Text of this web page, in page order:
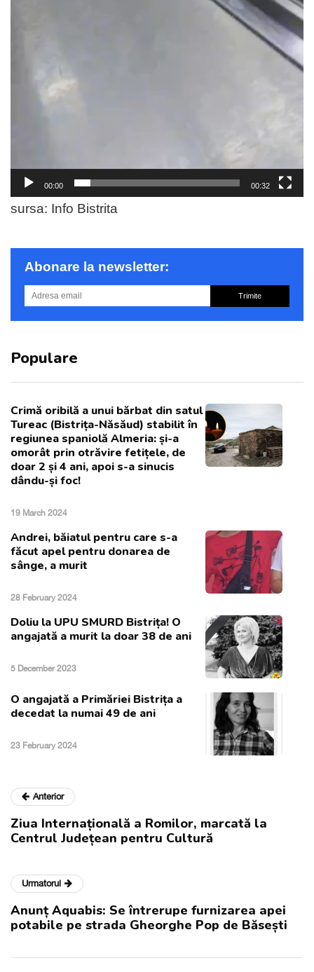
00:00 00:32
sursa: Info Bistrita
Abonare la newsletter:
Trimite
Populare
Crimă oribilă a unui bărbat din satul
Tureac (Bistrița-Năsăud) stabilit în
regiunea spaniolă Almeria: și-a
omorât prin otrăvire fetițele, de
doar 2 și 4 ani, apoi s-a sinucis
dându-și foc!
19 March 2024
Andrei, băiatul pentru care s-a
făcut apel pentru donarea de
sânge, a murit
28 February 2024
Doliu la UPU SMURD Bistrița! O
angajată a murit la doar 38 de ani
5 December 2023
O angajată a Primăriei Bistrița a
decedat la numai 49 de ani
23 February 2024
Anterior
Ziua Internațională a Romilor, marcată la
Centrul Județean pentru Cultură
Urmatorul
Anunț Aquabis: Se întrerupe furnizarea apei
potabile pe strada Gheorghe Pop de Băsești